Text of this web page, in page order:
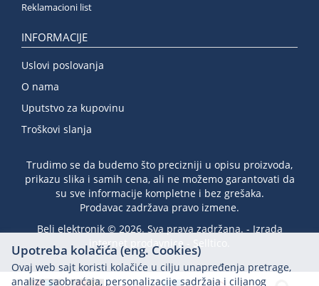
Reklamacioni list
INFORMACIJE
Uslovi poslovanja
O nama
Uputstvo za kupovinu
Troškovi slanja
Trudimo se da budemo što precizniji u opisu proizvoda,
prikazu slika i samih cena, ali ne možemo garantovati da
su sve informacije kompletne i bez grešaka.
Prodavac zadržava pravo izmene.
Beli elektronik © 2026. Sva prava zadržana. - Izrada
internet prodavnice
Selltico.
Upotreba kolačića (eng. Cookies)
Ovaj web sajt koristi kolačiće u cilju unapređenja pretrage,
analize saobraćaja, personalizacije sadržaja i ciljanog